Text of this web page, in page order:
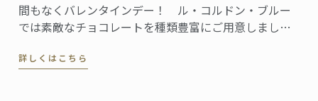
間もなくバレンタインデー！ ル・コルドン・ブルー
では素敵なチョコレートを種類豊富にご用意しまし
ートの販促イベントが行われ、東京校・神戸校のシェ
詳しくはこちら